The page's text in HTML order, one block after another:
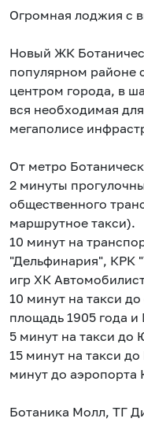
Огромная лоджия с
Новый ЖК
популярном районе
центром города, в
вся необходимая
мегаполисе
От метро
2 минуты
общественного
маршрутное такси).
10 минут на
"Дельфинария", КРК
игр ХК
10 минут на такси
площадь 1905 года и
5 минут на такси до
15 минут на такси
минут до
Ботаника Молл, ТГ